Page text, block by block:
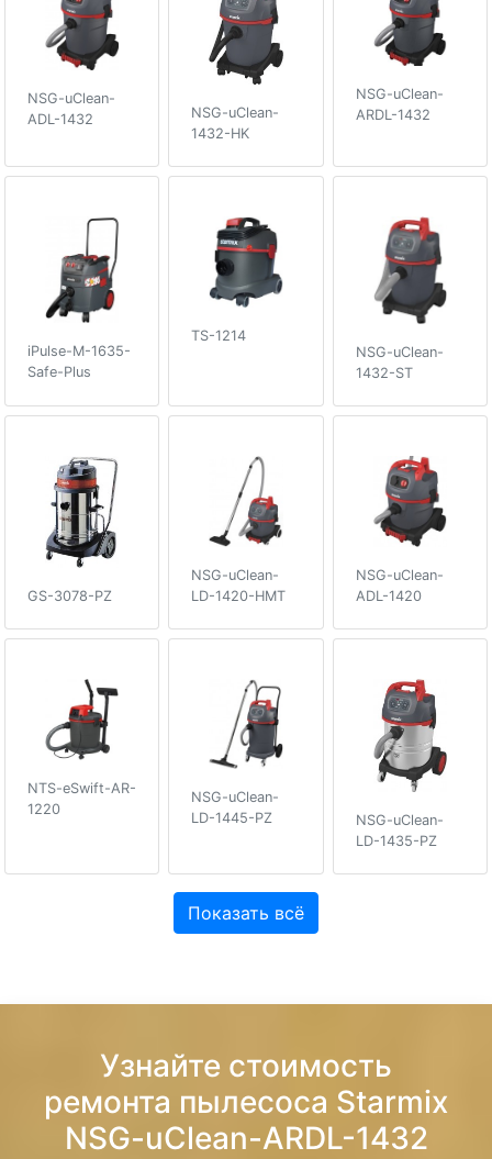
NSG-uClean-
ADL-1432
NSG-uClean-
1432-HK
NSG-uClean-
ARDL-1432
iPulse-M-1635-
Safe-Plus
TS-1214
NSG-uClean-
1432-ST
GS-3078-PZ
NSG-uClean-
LD-1420-HMT
NSG-uClean-
ADL-1420
NTS-eSwift-AR-
1220
NSG-uClean-
LD-1445-PZ
NSG-uClean-
LD-1435-PZ
Показать всё
Узнайте стоимость
ремонта пылесоса Starmix
NSG-uClean-ARDL-1432